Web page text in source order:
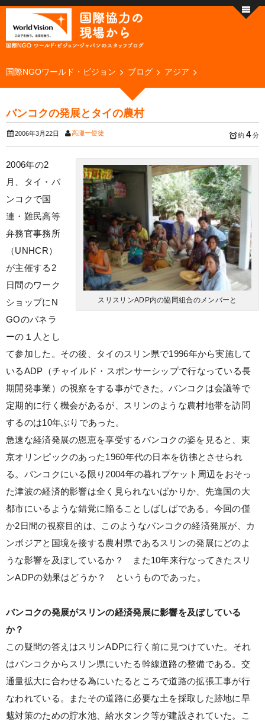
国際NGOワールド・ビジョン ブログ アジア
バンコクの発展とタイの農村
2006年3月22日 高瀬一使徒 約 4分
スリスリンADP内の協同組合のメンバーと
2006年の2
月、タイ・バ
ンコクで国
連・難民高等
弁務官事務所
（UNHCR）
が主催する2
日間のワーク
ショップにN
GOのパネラ
ーの１人とし
て参加した。その後、タイのスリン県で1996年から実施して
いるADP（チャイルド・スポンサーシップで行なっている長
期開発事業）の視察をする事ができた。バンコクは会議等で
定期的に行く機会があるが、スリンのような農村地帯を訪問
するのは10年ぶりであった。
急速な経済発展の恩恵を享受するバンコクの姿を見ると、東
京オリンピックのあった1960年代の日本を彷彿とさせられ
る。バンコクにいる限り2004年の暮れプケット周辺をおそっ
た津波の経済的影響は全く見られないばかりか、先進国の大
都市にいるような錯覚に陥ることしばしばである。今回の僅
か2日間の視察目的は、このようなバンコクの経済発展が、カ
ンボジアと国境を接する農村県であるスリンの発展にどのよ
うな影響を及ぼしているか？ また10年来行なってきたスリ
ンADPの効果はどうか？ というものであった。
バンコクの発展がスリンの経済発展に影響を及ぼしている
か？
この疑問の答えはスリンADPに行く前に見つけていた。それ
はバンコクからスリン県にいたる幹線道路の整備である。交
通量拡大に合わせる為にいたるところで道路の拡張工事が行
なわれている。またその道路に必要な土を採取した跡地に旱
魃対策のための貯水池、給水タンク等が建設されていた。こ